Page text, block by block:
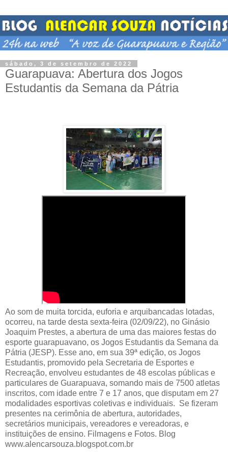
sábado, 3 de setembro de 2022
Guarapuava: Abertura dos Jogos
Estudantis da Semana da Pátria
Ao som de muita torcida, euforia e arquibancadas lotadas,
ocorreu, na tarde desta sexta-feira (02/09/22), no Ginásio
Joaquim Prestes, a abertura de uma das maiores festas do
esporte guarapuavano, os Jogos Estudantis da Semana da
Pátria (JESP). Esse ano, em sua 39ª edição, os Jogos
Estudantis, promovido pela Secretaria de Esportes e
Recreação, envolveu estudantes de 48 escolas públicas e
particulares de Guarapuava, somando mais de 7500 atletas
inscritos, com idade entre 7 e 17 anos, que disputam em 27
modalidades esportivas coletivas e individuais. Se fizeram
presentes na cerimônia de abertura, autoridades,
secretários municipais, vereadores e vereadoras, e
instituições de ensino. Filmagens e Fotos. Blog
www.alencarsouza.blogspot.com.br